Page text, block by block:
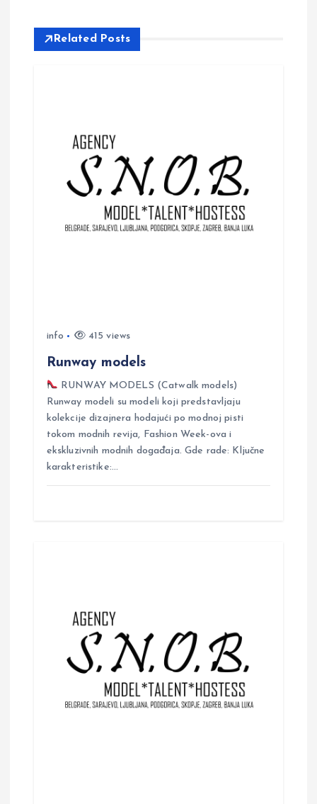
g
Related Posts
info 415 views
Runway models
RUNWAY MODELS (Catwalk models)
Runway modeli su modeli koji predstavljaju
kolekcije dizajnera hodajući po modnoj pisti
tokom modnih revija, Fashion Week-ova i
ekskluzivnih modnih događaja. Gde rade: Ključne
karakteristike:…